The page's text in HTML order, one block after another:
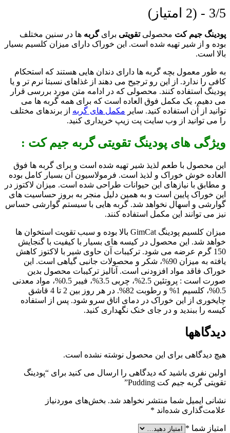
3/5 - (2 امتیاز)
پودینگ جیم کت محصولیتقویتی برایگربه ها در سنین مختلف
بوده و از شیر تهیه شده است. این خوراک دارای میزان کلسیم بسیار
بالا است.
به طور معمول بچه گربه ها دارای دندان هایی هستند که استحکام
کافی را ندارد. از این رو ترجیح می دهند از غذاهای نسبتا نرم تر و یا
پودینگ استفاده کنند. محصولی که در ادامه متن مورد بررسی قرار
می دهیم، یک مکمل فوق العاده است که برای همه گربه ها می
توانید از آن استفاده کنید. سایر مکمل های گربه از برندهای مختلف
را می توانید از وب سایت پت زیپ خریداری کنید.
ویژگی های پودینگ تقویتی گربه جیم کت :
این محصول با طعم لذیذ شیر تهیه شده است و برای گربه ها فوق
العاده خوش خوراک و لذیذ است. فرمولاسیون آن بسیار کامل بوده
و مطابق با نیازهای این حیوانات طراحی شده است. میزان لاکتوز در
این خوراک پایین است و به همین دلیل منجر به بروز حساسیت های
گوارشی و اسهال نخواهد شد. گربه هایی با سیستم گوارشی حساس
نیز می توانند این مکمل استفاده کنند.
میزان کلسیم پودینگ GimCat بالا بوده و سبب تقویت استخوان ها
خواهد شد. این محصول در کیسه های بسیار با کیفیت با گنجایش
150 گرم عرضه می شود. ترکیبات آن حاوی شیر با لاکتوز کاهش
یافته به میزان 90%، شکر و محصولات جانبی گیاهی است. این
خوراک فاقد مواد افزودنی است. آنالیز ترکیبات محصول بدین
صورت است : پروتئین 2.5%، چربی 3.5%، فیبر 0.5%، مواد معدنی
0.5%، کلسیم 1% و رطوبت 82%. در هر روز بین 2 تا 4 قاشق
چایخوری از این خوراک در دمای اتاق سرو شود. پس از استفاده
کیسه را ببندید و در جای خنک نگهداری کنید.
دیدگاهها
هیچ دیدگاهی برای این محصول نوشته نشده است.
اولین نفری باشید که دیدگاهی را ارسال می کنید برای “پودینگ
تقویتی گربه جیم کت Pudding”
نشانی ایمیل شما منتشر نخواهد شد. بخش‌های موردنیاز
علامت‌گذاری شده‌اند *
امتیاز شما *